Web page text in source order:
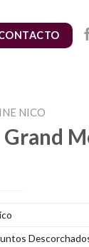
NICO
Grand